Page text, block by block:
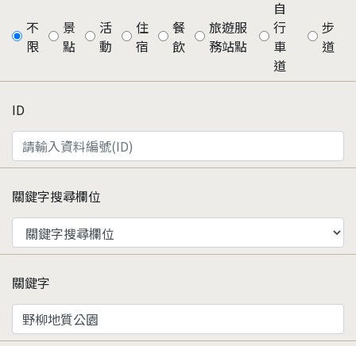
不
限
景
點
活
動
住
宿
餐
飲
旅遊服
務站點
自
行
車
道
步
道
ID
關鍵字搜尋欄位
關鍵字